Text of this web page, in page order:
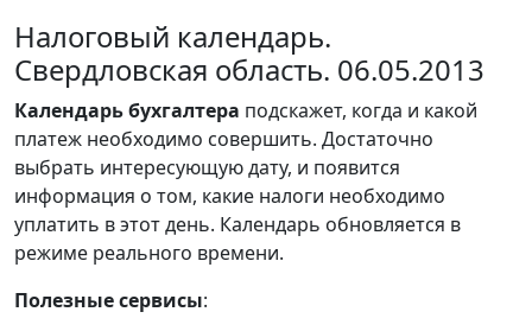
Налоговый календарь.
Свердловская область. 06.05.2013
Календарьбухгалтера подскажет, когда и какой
платеж необходимо совершить. Достаточно
выбрать интересующую дату, и появится
информация о том, какие налоги необходимо
уплатить в этот день. Календарь обновляется в
режиме реального времени.
Полезные сервисы: